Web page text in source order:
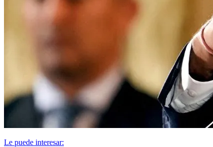
Le puede interesar: